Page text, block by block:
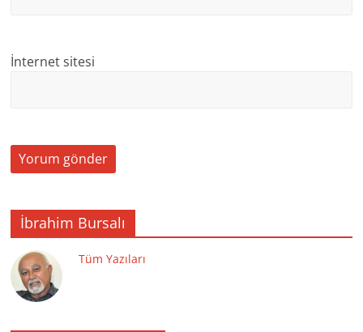
İnternet sitesi
İbrahim Bursalı
Tüm Yazıları